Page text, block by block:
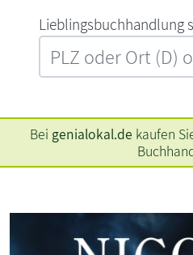
L‍i‍e‍b‍l‍i‍n‍g‍s‍b‍u‍c‍h‍h‍a‍n‍d‍l‍u‍n‍g‍
Bei genialokal.de kaufen